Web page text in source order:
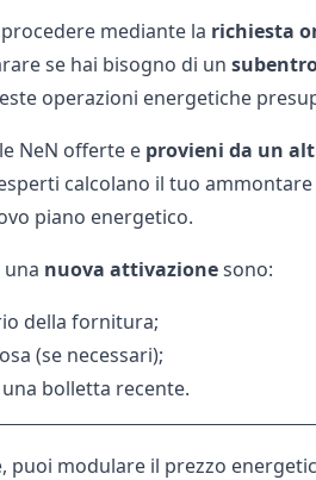
mediante la richiesta
se hai bisogno di un
operazioni energetiche
NeN offerte e provieni da un
calcolano il tuo
piano energetico.
nuova attivazionesono:
della fornitura;
(se necessari);
bolletta recente.
puoi modulare il prezzo